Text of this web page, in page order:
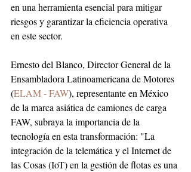
en una herramienta esencial para mitigar
riesgos y garantizar la eficiencia operativa
en este sector.
Ernesto del Blanco, Director General de la
Ensambladora Latinoamericana de Motores
(ELAM - FAW), representante en México
de la marca asiática de camiones de carga
FAW, subraya la importancia de la
tecnología en esta transformación: "La
integración de la telemática y el Internet de
las Cosas (IoT) en la gestión de flotas es una